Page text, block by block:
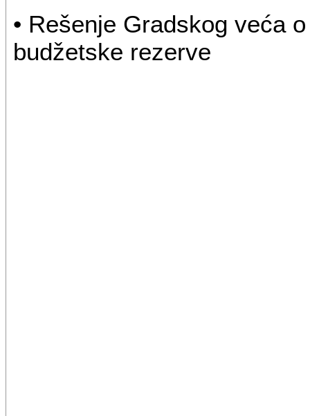
• Rešenje Gradskog veća
budžetske rezerve